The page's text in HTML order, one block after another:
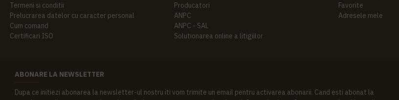
Termeni si conditii
Prelucrarea datelor cu caracter personal
Cum comand
Certificari ISO
Producatori
ANPC
ANPC - SAL
Solutionarea online a litigiilor
Favorite
Adresele mele
ABONARE LA NEWSLETTER
Dupa ce initiezi abonarea la newsletter-ul nostru iti vom trimite un email pentru activarea abonarii. Cand esti abonat la